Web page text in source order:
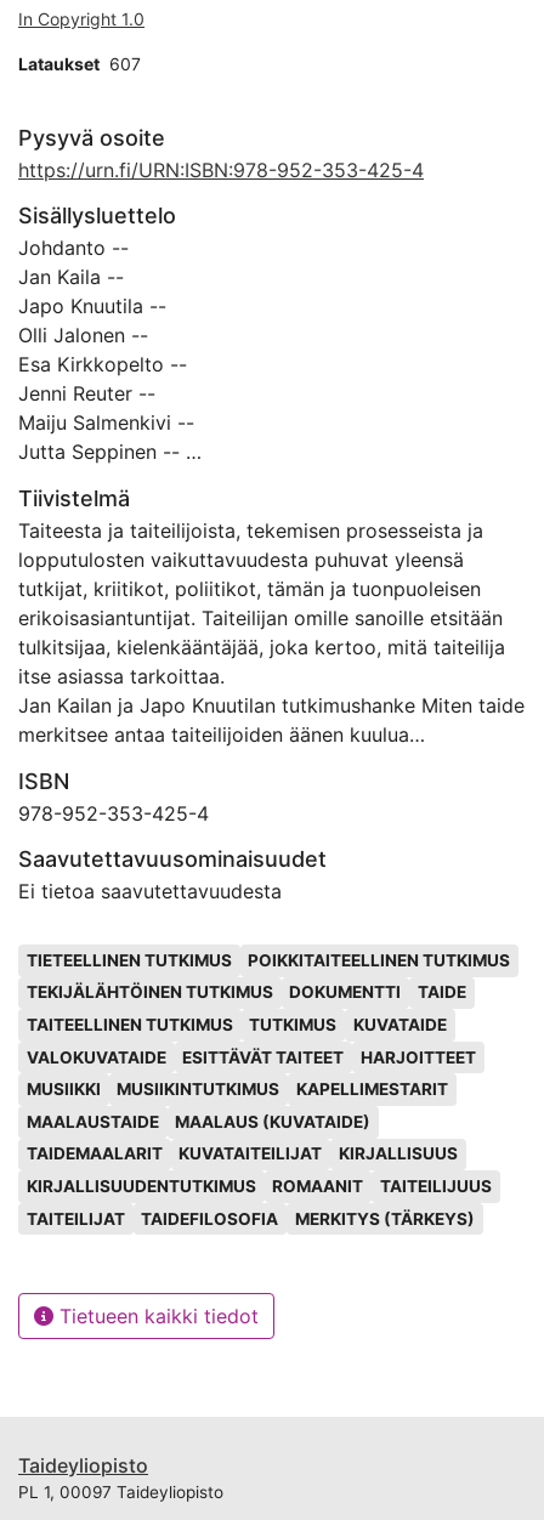
In Copyright 1.0
Lataukset 607
Pysyvä osoite
https://urn.fi/URN:ISBN:978-952-353-425-4
Sisällysluettelo
Johdanto --
Jan Kaila --
Japo Knuutila --
Olli Jalonen --
Esa Kirkkopelto --
Jenni Reuter --
Maiju Salmenkivi --
Jutta Seppinen --
Tiivistelmä
Taiteesta ja taiteilijoista, tekemisen prosesseista ja
lopputulosten vaikuttavuudesta puhuvat yleensä
tutkijat, kriitikot, poliitikot, tämän ja tuonpuoleisen
erikoisasiantuntijat. Taiteilijan omille sanoille etsitään
tulkitsijaa, kielenkääntäjää, joka kertoo, mitä taiteilija
itse asiassa tarkoittaa.
Jan Kailan ja Japo Knuutilan tutkimushanke Miten taide
merkitsee antaa taiteilijoiden äänen kuulua
tuskin olisi mahdollinen, ellei tekijöillä itsellään olisi
elävä suhde niin taiteen tekemiseen kuin
tutkimukseenkin ja sitä kautta omakohtainen ymmärrys
aiheeseen, josta puhutaan.
ISBN
978-952-353-425-4
Saavutettavuusominaisuudet
Ei tietoa saavutettavuudesta
TIETEELLINEN TUTKIMUS
POIKKITAITEELLINEN TUTKIMUS
TEKIJÄLÄHTÖINEN TUTKIMUS
DOKUMENTTI
TAIDE
TAITEELLINEN TUTKIMUS
TUTKIMUS
KUVATAIDE
VALOKUVATAIDE
ESITTÄVÄT TAITEET
HARJOITTEET
MUSIIKKI
MUSIIKINTUTKIMUS
KAPELLIMESTARIT
MAALAUSTAIDE
MAALAUS (KUVATAIDE)
TAIDEMAALARIT
KUVATAITEILIJAT
KIRJALLISUUS
KIRJALLISUUDENTUTKIMUS
ROMAANIT
TAITEILIJUUS
TAITEILIJAT
TAIDEFILOSOFIA MERKITYS (TÄRKEYS)
Tietueen kaikki tiedot
Taideyliopisto
PL 1, 00097 Taideyliopisto